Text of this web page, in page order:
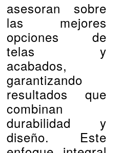
asesoran sobre
las mejores
opciones de
telas y
acabados,
garantizando
resultados que
combinan
durabilidad y
diseño. Este